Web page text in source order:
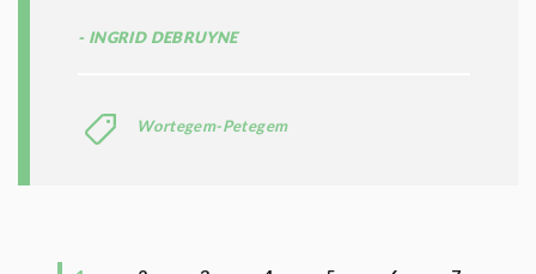
INGRID DEBRUYNE
Wortegem-Petegem